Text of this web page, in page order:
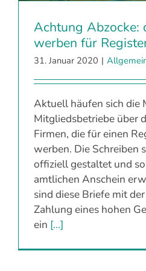
Achtung Abzocke:
werben für
31. Januar 2020 |
Aktuell häufen sich die
Mitgliedsbetriebe über
Firmen, die für einen
werben. Die Schreiben
offiziell gestaltet und
amtlichen Anschein
sind diese Briefe mit
Zahlung eines hohen
ein [...]